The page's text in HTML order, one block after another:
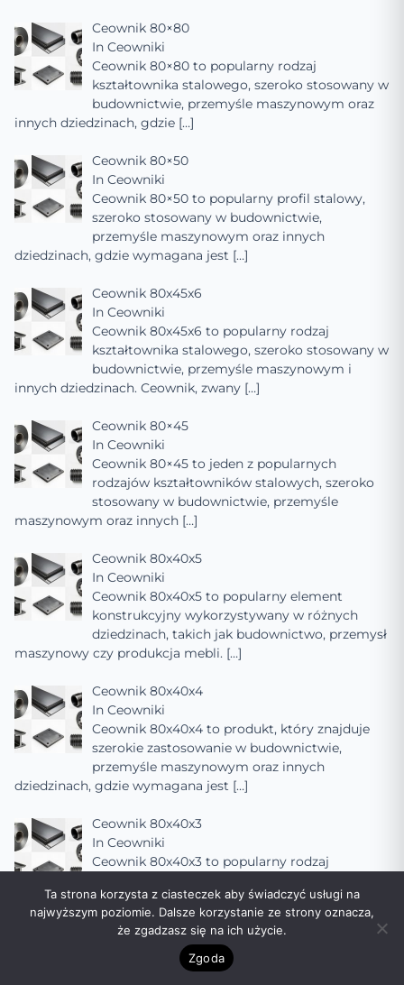
Ceownik 80×80
In Ceowniki
Ceownik 80×80 to popularny rodzaj
kształtownika stalowego, szeroko stosowany w
budownictwie, przemyśle maszynowym oraz
innych dziedzinach, gdzie […]
Ceownik 80×50
In Ceowniki
Ceownik 80×50 to popularny profil stalowy,
szeroko stosowany w budownictwie,
przemyśle maszynowym oraz innych
dziedzinach, gdzie wymagana jest […]
Ceownik 80x45x6
In Ceowniki
Ceownik 80x45x6 to popularny rodzaj
kształtownika stalowego, szeroko stosowany w
budownictwie, przemyśle maszynowym i
innych dziedzinach. Ceownik, zwany […]
Ceownik 80×45
In Ceowniki
Ceownik 80×45 to jeden z popularnych
rodzajów kształtowników stalowych, szeroko
stosowany w budownictwie, przemyśle
maszynowym oraz innych […]
Ceownik 80x40x5
In Ceowniki
Ceownik 80x40x5 to popularny element
konstrukcyjny wykorzystywany w różnych
dziedzinach, takich jak budownictwo, przemysł
maszynowy czy produkcja mebli. […]
Ceownik 80x40x4
In Ceowniki
Ceownik 80x40x4 to produkt, który znajduje
szerokie zastosowanie w budownictwie,
przemyśle maszynowym oraz innych
dziedzinach, gdzie wymagana jest […]
Ceownik 80x40x3
In Ceowniki
Ceownik 80x40x3 to popularny rodzaj
budownictwie, przemyśle maszynowym oraz
innych dziedzinach, gdzie[…]
Ceownik 80x40x2
Ta strona korzysta z ciasteczek aby świadczyć usługi na
najwyższym poziomie. Dalsze korzystanie ze strony oznacza,
że zgadzasz się na ich użycie.
Zgoda